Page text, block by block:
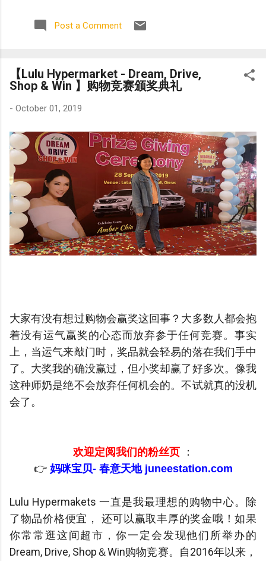
Post a Comment
【Lulu Hypermarket - Dream, Drive,
Shop & Win 】购物竞赛颁奖典礼
- October 01, 2019
大家有没有想过购物会赢奖这回事？大多数人都会抱
着没有运气赢奖的心态而放弃参于任何竞赛。事实
上，当运气来敲门时，奖品就会轻易的落在我们手中
了。大奖我的确没赢过，但小奖却赢了好多次。像我
这种师奶是绝不会放弃任何机会的。不试就真的没机
会了。
欢迎定阅我们的粉丝页
：
👉 妈咪宝贝- 春意天地 juneestation.com
Lulu Hypermakets 一直是我最理想的购物中心。除
了物品价格便宜， 还可以赢取丰厚的奖金哦！如果
你常常逛这间超市，你一定会发现他们所举办的
Dream, Drive, Shop＆Win购物竞赛。自2016年以来，